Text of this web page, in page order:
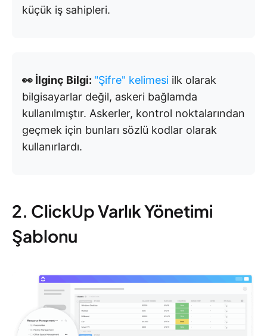
küçük iş sahipleri.
👀 İlginç Bilgi: "Şifre" kelimesi ilk olarak
bilgisayarlar değil, askeri bağlamda
kullanılmıştır. Askerler, kontrol noktalarından
geçmek için bunları sözlü kodlar olarak
kullanırlardı.
2. ClickUp Varlık Yönetimi
Şablonu